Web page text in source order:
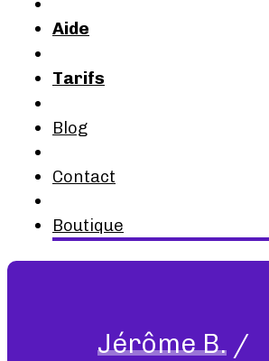
Aide
Tarifs
Blog
Contact
Boutique
Jérôme B. /